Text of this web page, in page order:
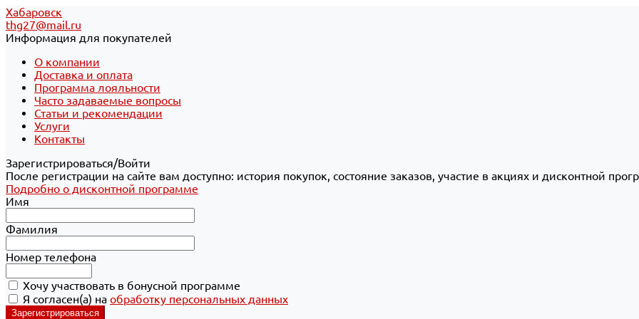
Хабаровск
thg27@mail.ru
Информация для покупателей
О компании
Доставка и оплата
Программа лояльности
Часто задаваемые вопросы
Статьи и рекомендации
Услуги
Контакты
Зарегистрироваться/Войти
После регистрации на сайте вам доступно: история покупок, состояние заказов, участие в акциях и дисконтной
Подробно о дисконтной программе
Имя
Фамилия
Номер телефона
Хочу участвовать в бонусной программе
Я согласен(а) на обработку персональных данных